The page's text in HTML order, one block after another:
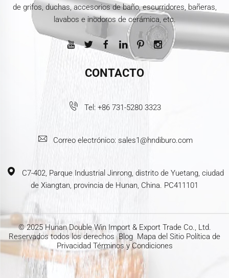
de grifos, duchas, accesorios de baño, escurridores, bañeras,
lavabos e inodoros de cerámica, etc.
CONTACTO
Tel: +86 731-5280 3323
Correo electrónico: sales1@hndiburo.com
C7-402, Parque Industrial Jinrong, distrito de Yuetang, ciudad
de Xiangtan, provincia de Hunan, China. PC411101
© 2025 Hunan Double Win Import & Export Trade Co., Ltd.
Reservados todos los derechosBlog Mapa del Sitio Política de
Privacidad Términos y Condiciones